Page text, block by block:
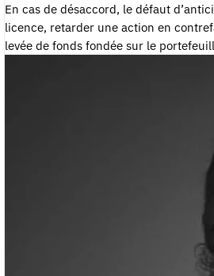
En cas de désaccord, le défaut
licence, retarder une action en
levée de fonds fondée sur le